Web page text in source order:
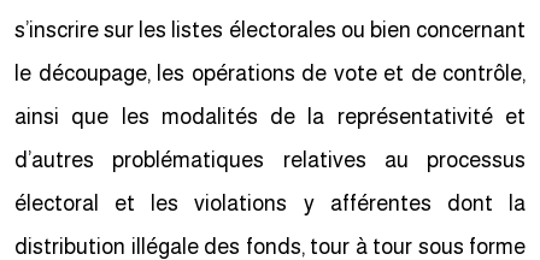
s’inscrire sur les listes électorales ou bien concernant
le découpage, les opérations de vote et de contrôle,
ainsi que les modalités de la représentativité et
d’autres problématiques relatives au processus
électoral et les violations y afférentes dont la
distribution illégale des fonds, tour à tour sous forme